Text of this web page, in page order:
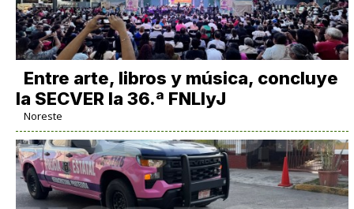
Entre arte, libros y música, concluye
la SECVER la 36.ª FNLIyJ
Noreste